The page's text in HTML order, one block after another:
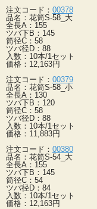
注文コード： 00378
品名：花筒S-58_大
全長A：155
ツバ下B：145
筒径C：58
ツバ径D：88
入数：10本/1セット
価格：12,163円
注文コード： 00379
品名：花筒S-58_小
全長A：130
ツバ下B：120
筒径C：58
ツバ径D：88
入数：10本/1セット
価格：11,883円
注文コード： 00380
品名：花筒S-54_大
全長A：155
ツバ下B：145
筒径C：54
ツバ径D：84
入数：10本/1セット
価格：12,163円